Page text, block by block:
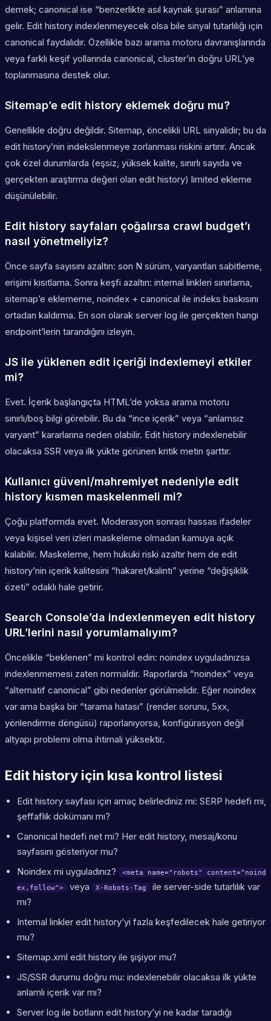
demek; canonical ise “benzerlikte asıl kaynak şurası” anlamına
gelir. Edit history indexlenmeyecek olsa bile sinyal tutarlılığı için
canonical faydalıdır. Özellikle bazı arama motoru davranışlarında
veya farklı keşif yollarında canonical, cluster’ın doğru URL’ye
toplanmasına destek olur.
Sitemap’e edit history eklemek doğru mu?
Genellikle doğru değildir. Sitemap, öncelikli URL sinyalidir; bu da
edit history’nin indekslenmeye zorlanması riskini artırır. Ancak
çok özel durumlarda (eşsiz, yüksek kalite, sınırlı sayıda ve
gerçekten araştırma değeri olan edit history) limited ekleme
düşünülebilir.
Edit history sayfaları çoğalırsa crawl budget’ı
nasıl yönetmeliyiz?
Önce sayfa sayısını azaltın: son N sürüm, varyantları sabitleme,
erişimi kısıtlama. Sonra keşfi azaltın: internal linkleri sınırlama,
sitemap’e eklememe, noindex + canonical ile indeks baskısını
ortadan kaldırma. En son olarak server log ile gerçekten hangi
endpoint’lerin tarandığını izleyin.
JS ile yüklenen edit içeriği indexlemeyi etkiler
mi?
Evet. İçerik başlangıçta HTML’de yoksa arama motoru
sınırlı/boş bilgi görebilir. Bu da “ince içerik” veya “anlamsız
varyant” kararlarına neden olabilir. Edit history indexlenebilir
olacaksa SSR veya ilk yükte görünen kritik metin şarttır.
Kullanıcı güveni/mahremiyet nedeniyle edit
history kısmen maskelenmeli mi?
Çoğu platformda evet. Moderasyon sonrası hassas ifadeler
veya kişisel veri izleri maskeleme olmadan kamuya açık
kalabilir. Maskeleme, hem hukuki riski azaltır hem de edit
history’nin içerik kalitesini “hakaret/kalıntı” yerine “değişiklik
özeti” odaklı hale getirir.
Search Console’da indexlenmeyen edit history
URL’lerini nasıl yorumlamalıyım?
Öncelikle “beklenen” mi kontrol edin: noindex uyguladınızsa
indexlenmemesi zaten normaldir. Raporlarda “noindex” veya
“alternatif canonical” gibi nedenler görülmelidir. Eğer noindex
var ama başka bir “tarama hatası” (render sorunu, 5xx,
yönlendirme döngüsü) raporlanıyorsa, konfigürasyon değil
altyapı problemi olma ihtimali yüksektir.
Edit history için kısa kontrol listesi
Edit history sayfası için amaç belirlediniz mi: SERP hedefi mi,
şeffaflık dokümanı mı?
Canonical hedefi net mi? Her edit history, mesaj/konu
sayfasını gösteriyor mu?
Noindex mi uyguladınız?
<meta name="robots" content="noind
ex,follow"> veya X-Robots-Tag
ile server-side tutarlılık var
mı?
Internal linkler edit history’yi fazla keşfedilecek hale getiriyor
mu?
Sitemap.xml edit history ile şişiyor mu?
JS/SSR durumu doğru mu: indexlenebilir olacaksa ilk yükte
anlamlı içerik var mı?
Server log ile botların edit history’yi ne kadar taradığı